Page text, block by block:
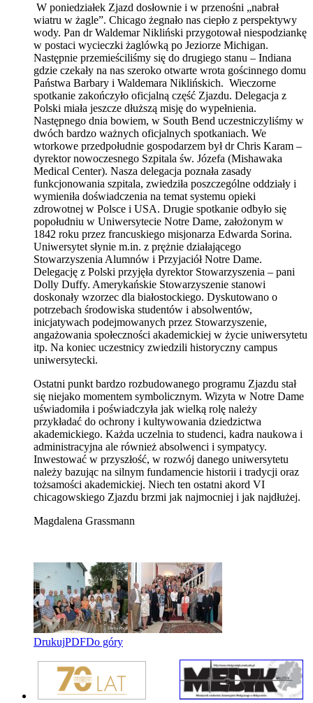
W poniedziałek Zjazd dosłownie i w przenośni „nabrał
wiatru w żagle”. Chicago żegnało nas ciepło z perspektywy
wody. Pan dr Waldemar Nikliński przygotował niespodziankę
w postaci wycieczki żaglówką po Jeziorze Michigan.
Następnie przemieściliśmy się do drugiego stanu – Indiana
gdzie czekały na nas szeroko otwarte wrota gościnnego domu
Państwa Barbary i Waldemara Niklińskich. Wieczorne
spotkanie zakończyło oficjalną część Zjazdu. Delegacja z
Polski miała jeszcze dłuższą misję do wypełnienia.
Następnego dnia bowiem, w South Bend uczestniczyliśmy w
dwóch bardzo ważnych oficjalnych spotkaniach. We
wtorkowe przedpołudnie gospodarzem był dr Chris Karam –
dyrektor nowoczesnego Szpitala św. Józefa (Mishawaka
Medical Center). Nasza delegacja poznała zasady
funkcjonowania szpitala, zwiedziła poszczególne oddziały i
wymieniła doświadczenia na temat systemu opieki
zdrowotnej w Polsce i USA. Drugie spotkanie odbyło się
popołudniu w Uniwersytecie Notre Dame, założonym w
1842 roku przez francuskiego misjonarza Edwarda Sorina.
Uniwersytet słynie m.in. z prężnie działającego
Stowarzyszenia Alumnów i Przyjaciół Notre Dame.
Delegację z Polski przyjęła dyrektor Stowarzyszenia – pani
Dolly Duffy. Amerykańskie Stowarzyszenie stanowi
doskonały wzorzec dla białostockiego. Dyskutowano o
potrzebach środowiska studentów i absolwentów,
inicjatywach podejmowanych przez Stowarzyszenie,
angażowania społeczności akademickiej w życie uniwersytetu
itp. Na koniec uczestnicy zwiedzili historyczny campus
uniwersytecki.
Ostatni punkt bardzo rozbudowanego programu Zjazdu stał
się niejako momentem symbolicznym. Wizyta w Notre Dame
uświadomiła i poświadczyła jak wielką rolę należy
przykładać do ochrony i kultywowania dziedzictwa
akademickiego. Każda uczelnia to studenci, kadra naukowa i
administracyjna ale również absolwenci i sympatycy.
Inwestować w przyszłość, w rozwój danego uniwersytetu
należy bazując na silnym fundamencie historii i tradycji oraz
tożsamości akademickiej. Niech ten ostatni akord VI
chicagowskiego Zjazdu brzmi jak najmocniej i jak najdłużej.
Magdalena Grassmann
DrukujPDFDo góry